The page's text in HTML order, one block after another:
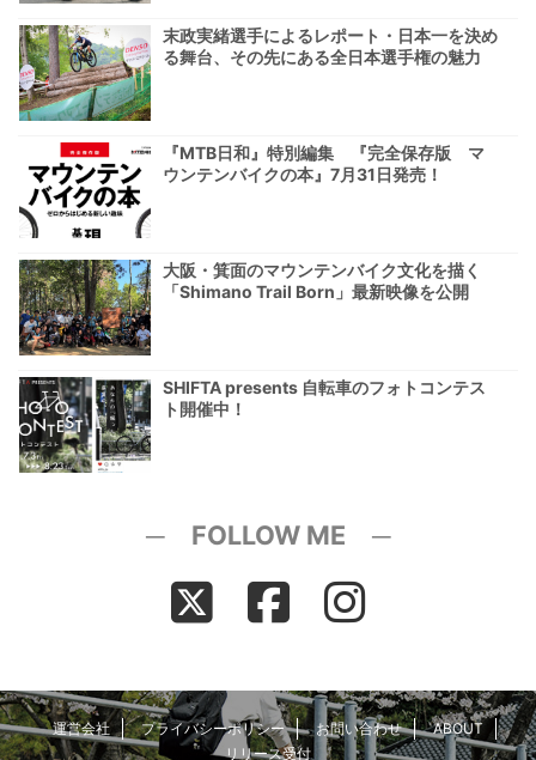
末政実緒選手によるレポート・日本一を決め
る舞台、その先にある全日本選手権の魅力
『MTB日和』特別編集 『完全保存版 マ
ウンテンバイクの本』7月31日発売！
大阪・箕面のマウンテンバイク文化を描く
「Shimano Trail Born」最新映像を公開
SHIFTA presents 自転車のフォトコンテス
ト開催中！
─ FOLLOW ME ─
運営会社 プライバシーポリシー お問い合わせ
ABOUT
リリース受付